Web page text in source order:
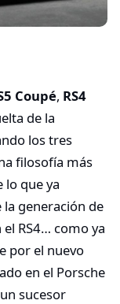
Coupé, RS4
de la
los tres
filosofía más
lo que ya
generación de
RS4… como ya
por el nuevo
en el Porsche
sucesor